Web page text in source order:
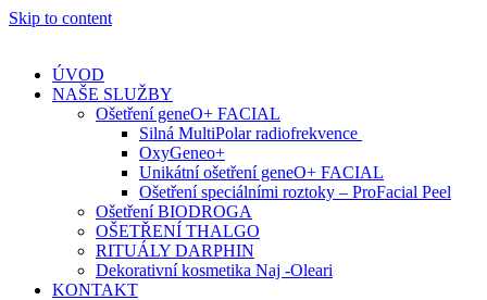
Skip to content
ÚVOD
NAŠE SLUŽBY
Ošetření geneO+ FACIAL
Silná MultiPolar radiofrekvence
OxyGeneo+
Unikátní ošetření geneO+ FACIAL
Ošetření speciálními roztoky – ProFacial Peel
Ošetření BIODROGA
OŠETŘENÍ THALGO
RITUÁLY DARPHIN
Dekorativní kosmetika Naj -Oleari
KONTAKT